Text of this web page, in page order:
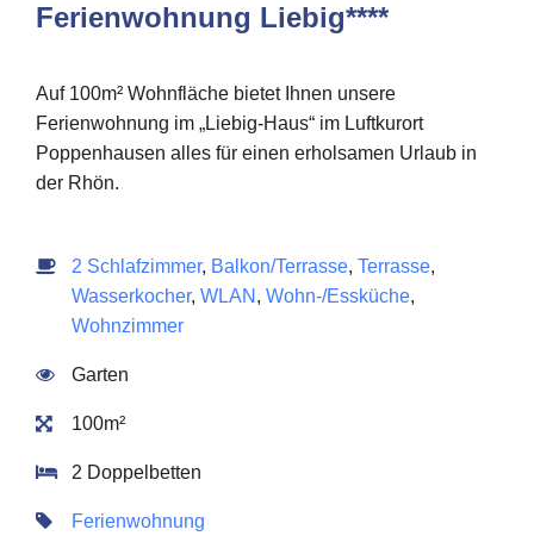
Ferienwohnung Liebig****
Auf 100m² Wohnfläche bietet Ihnen unsere
Ferienwohnung im „Liebig-Haus“ im Luftkurort
Poppenhausen alles für einen erholsamen Urlaub in
der Rhön.
2 Schlafzimmer, Balkon/Terrasse, Terrasse,
Wasserkocher, WLAN , Wohn-/Essküche,
Wohnzimmer
Garten
100m²
2 Doppelbetten
Ferienwohnung